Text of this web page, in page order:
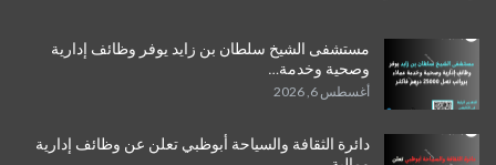
مستشفى الشيخ سلطان بن زايد يوفر وظائف إدارية
وصحية وخدمة…
أغسطس 6, 2026
دائرة الثقافة والسياحة أبوظبي تعلن عن وظائف إدارية